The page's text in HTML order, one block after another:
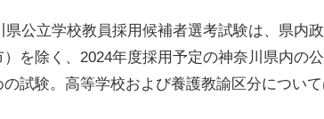
公立学校教員採用候補者選考試験は、県内政
）を除く、2024年度採用予定の神奈川県内の
試験。高等学校および養護教諭区分につい